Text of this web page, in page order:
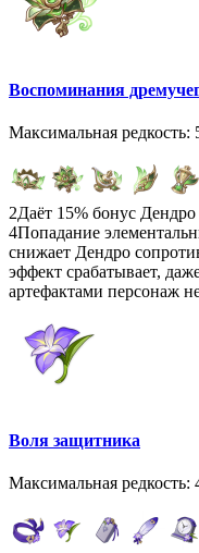
Воспоминания
Максимальная редкость:
2Даёт 15% бонус Дендро
4Попадание
снижает Дендро
эффект срабатывает,
артефактами персонаж
Воля защитника
Максимальная редкость: